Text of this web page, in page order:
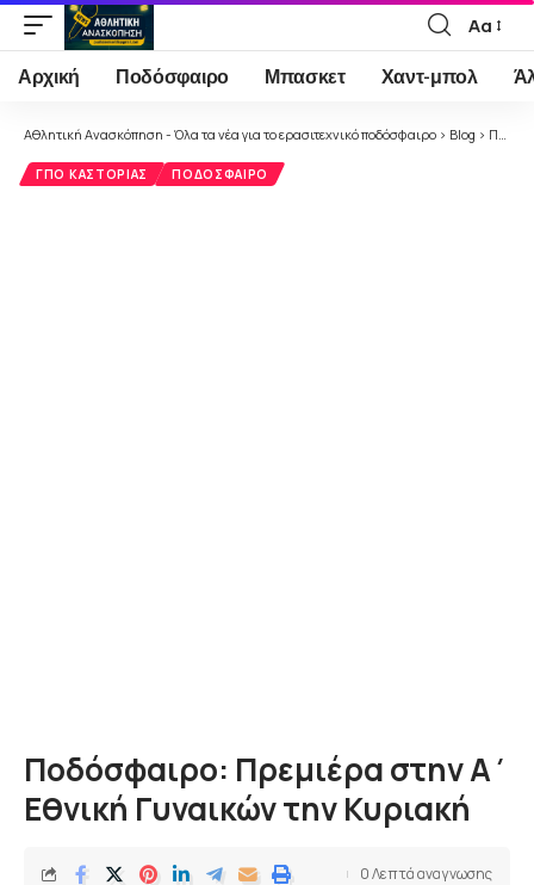
Font
Resizer
Αα
Αρχική Ποδόσφαιρο Μπασκετ Χαντ-μπολ
Αθλητική Ανασκόπηση - Όλα τα νέα για το ερασιτεχνικό ποδόσφαιρο > Blog > Ποδόσφαιρο
ΓΠΟ ΚΑΣΤΟΡΙΆΣ ΠΟΔΌΣΦΑΙΡΟ
Ποδόσφαιρο: Πρεμιέρα στην Α΄
Εθνική Γυναικών την Κυριακή
0 Λεπτά αναγνωσης